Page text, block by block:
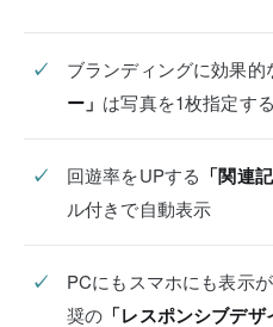
ブランディングに効果的
ー」 は写真を1枚指定す
回遊率をUPする 「関連
ル付きで自動表示
PCにもスマホにも表示
奨の 「レスポンシブデ